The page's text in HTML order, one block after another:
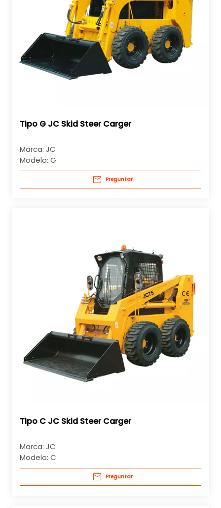
Tipo G JC Skid Steer Carger
Marca: JC
Modelo: G
Preguntar
Tipo C JC Skid Steer Carger
Marca: JC
Modelo: C
Preguntar